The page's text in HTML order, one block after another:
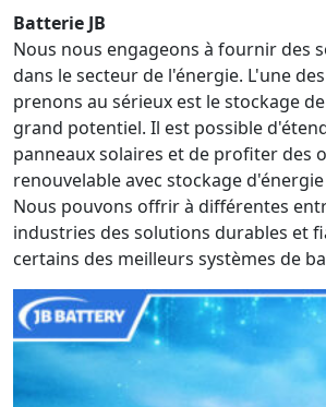
Batterie JB
Nous nous engageons à fournir des
dans le secteur de l'énergie. L'une
prenons au sérieux est le stockage
grand potentiel. Il est possible
panneaux solaires et de profiter des
renouvelable avec stockage
Nous pouvons offrir à différentes
industries des solutions durables et
certains des meilleurs systèmes de